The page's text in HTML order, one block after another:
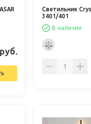
Светильник
3401/401
В наличии